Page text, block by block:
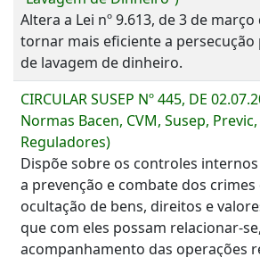
Altera a Lei nº 9.613, de 3 de
tornar mais eficiente a persecução
de lavagem de dinheiro.
CIRCULAR SUSEP Nº 445, DE
Normas Bacen, CVM, Susep,
Reguladores)
Dispõe sobre os controles
a prevenção e combate dos crimes
ocultação de bens, direitos e
que com eles possam relacionar-
acompanhamento das operações